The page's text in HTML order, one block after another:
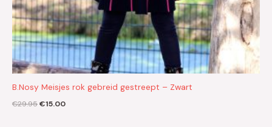
B.Nosy Meisjes rok gebreid gestreept – Zwart
€29.95€15.00